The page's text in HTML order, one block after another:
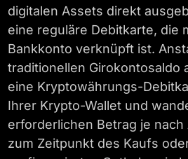
digitalen Assets direkt
eine reguläre Debitkarte, die
Bankkonto verknüpft ist.
traditionellen Girokontosaldo
eine Kryptowährungs-
Ihrer Krypto-Wallet und
erforderlichen Betrag je
zum Zeitpunkt des Kaufs